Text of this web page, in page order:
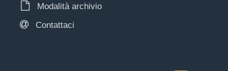
Modalità archivio
Contattaci